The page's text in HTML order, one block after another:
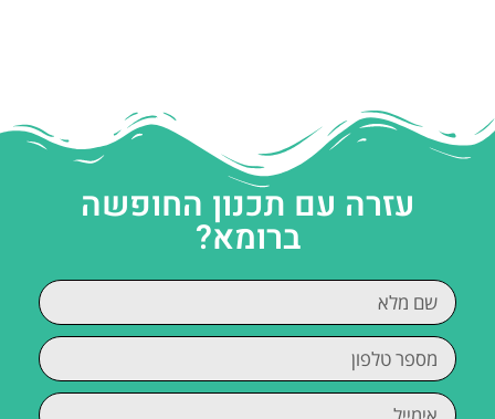
עזרה עם תכנון החופשה
ברומא?